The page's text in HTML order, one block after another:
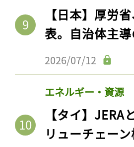
【日本】厚労
表。自治体主
2026/07/12
エネルギー・資源
【タイ】
リューチェー